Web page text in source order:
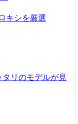
キシを厳選
リのモデルが見